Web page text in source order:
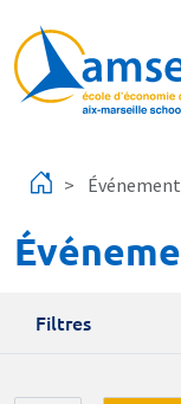
Filtres